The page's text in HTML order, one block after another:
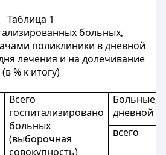
Таблица 1
больных,
поликлиники в дневной
лечения и на долечивание
(в % к итогу)
Всего
госпитализировано
больных
(выборочная
совокупность)
Больные,
дневной
всего